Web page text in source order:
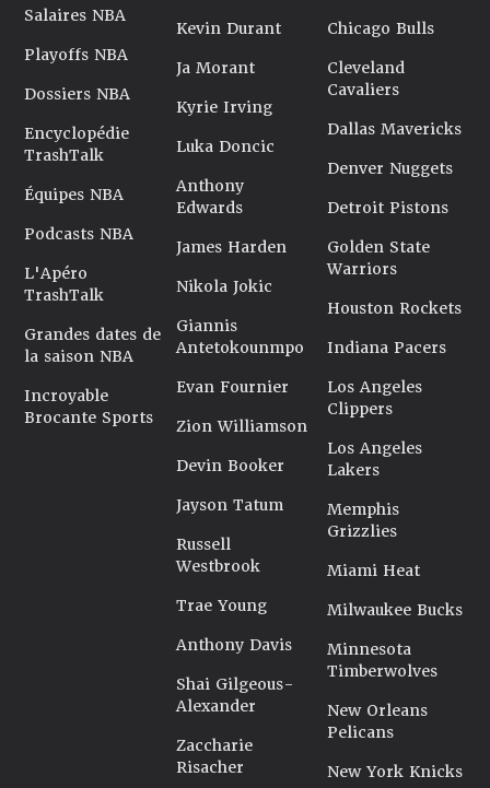
Salaires NBA
Playoffs NBA
Dossiers NBA
Encyclopédie
TrashTalk
Équipes NBA
Podcasts NBA
L'Apéro
TrashTalk
Grandes dates de
la saison NBA
Incroyable
Brocante Sports
Kevin Durant
Ja Morant
Kyrie Irving
Luka Doncic
Anthony
Edwards
James Harden
Nikola Jokic
Giannis
Antetokounmpo
Evan Fournier
Zion Williamson
Devin Booker
Jayson Tatum
Russell
Westbrook
Trae Young
Anthony Davis
Shai Gilgeous-
Alexander
Zaccharie
Risacher
Chicago Bulls
Cleveland
Cavaliers
Dallas Mavericks
Denver Nuggets
Detroit Pistons
Golden State
Warriors
Houston Rockets
Indiana Pacers
Los Angeles
Clippers
Los Angeles
Lakers
Memphis
Grizzlies
Miami Heat
Milwaukee Bucks
Minnesota
Timberwolves
New Orleans
Pelicans
New York Knicks